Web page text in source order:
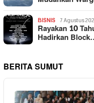
BISNIS 7 Agustus
Rayakan 10
Hadirkan
BERITA SUMUT